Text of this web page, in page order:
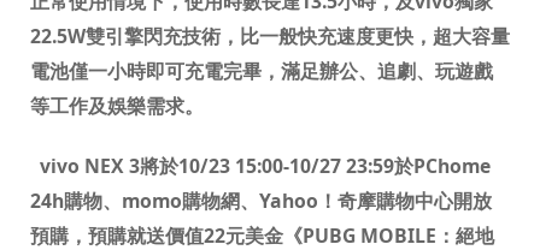
22.5W雙引擎閃充技術，比一般快充速度更快，超大容量
電池僅一小時即可充電完畢，滿足辦公、追劇、玩遊戲
等工作及娛樂需求。
vivo NEX 3將於10/23 15:00-10/27 23:59於PChome
24h購物、 momo購物網、 Yahoo ！奇摩購物中心開放
預購，預購就送價值22元美金《PUBG MOBILE ：絕地